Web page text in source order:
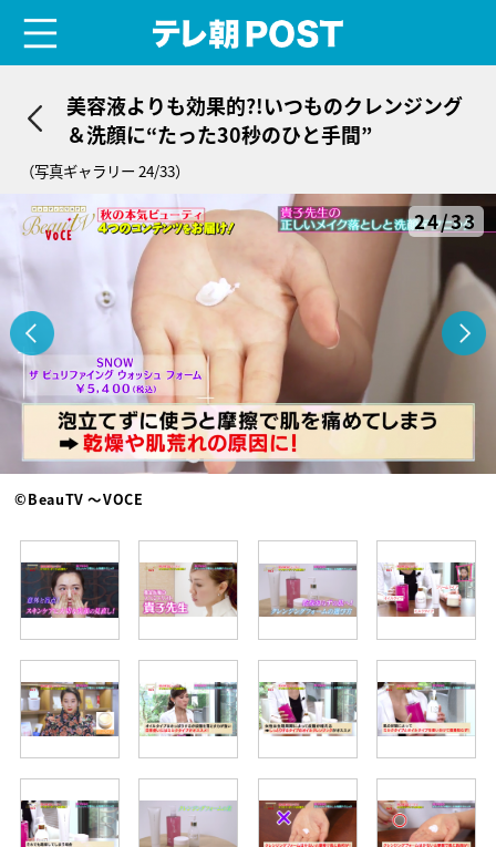
美容液よりも効果的?!いつものクレンジング
＆洗顔に“たった30秒のひと手間”
（写真ギャラリー 24/33）
24/33
©BeauTV ～VOCE